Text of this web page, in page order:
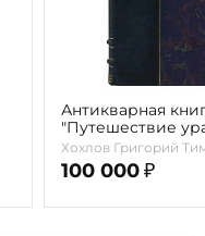
Антикварная
"Путешествие
казаков в
царство" Хохлов
Хохлов Григорий
100 000 ₽